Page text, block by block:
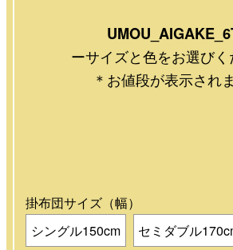
ーサイズと色をお選び
＊お値段が表示され
掛布団サイズ（幅）
シングル150cm
セミダブル